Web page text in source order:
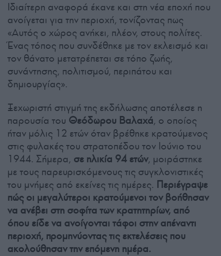
Ιδιαίτερη αναφορά έκανε και στη νέα εποχή που
ανοίγεται για την περιοχή, τονίζοντας πως
«Αυτός ο χώρος ανήκει, πλέον, στους πολίτες.
Ένας τόπος που συνδέθηκε με τον εκλεισμό και
τον θάνατο μετατρέπεται σε τόπο ζωής,
συνάντησης, πολιτισμού, περιπάτου και
δημιουργίας».
Ξεχωριστή στιγμή της εκδήλωσης αποτέλεσε η
παρουσία του Θεόδωρου Βαλαχά, ο οποίος
ήταν μόλις 12 ετών όταν βρέθηκε κρατούμενος
στις φυλακές του στρατοπέδου τον Ιούνιο του
1944. Σήμερα, σε ηλικία 94 ετών, μοιράστηκε
με τους παρευρισκόμενους τις συγκλονιστικές
του μνήμες από εκείνες τις ημέρες. Περιέγραψε
πώς οι μεγαλύτεροι κρατούμενοι τον βοήθησαν
να ανέβει στη σοφίτα των κρατητηρίων, από
όπου είδε να ανοίγονται τάφοι στην απέναντι
περιοχή, προμηνύοντας τις εκτελέσεις που
ακολούθησαν την επόμενη ημέρα.